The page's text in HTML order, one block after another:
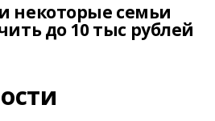
некоторые семьи
до 10 тыс рублей